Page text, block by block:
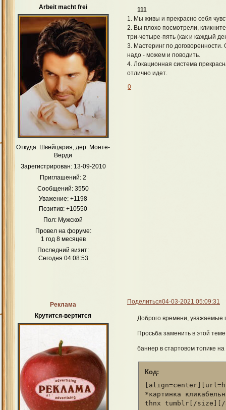
Arbeit macht frei
Откуда: Швейцария, дер. Монте-
Верди
Зарегистрирован: 13-09-2010
Приглашений: 2
Сообщений: 3550
Уважение: +1198
Позитив: +10550
Пол: Мужской
Провел на форуме:
1 год 8 месяцев
Последний визит:
Сегодня 04:08:53
111
1. Мы живы и прекрасно себя
2. Вы плохо посмотрели,
три-четыре-пять (как и каждый
3. Мастеринг по договоренности.
надо - можем и поводить.
4. Локационная система
отлично идет.
0
Поделиться04-03-2021 05:09:31
Реклама
Крутится-вертится
Доброго времени, уважаемые
Просьба заменить в этой
баннер в стартовом топике на
Код:
*картинка
thnx tumblr[/